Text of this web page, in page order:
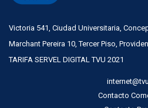
Victoria 541, Ciudad Universitaria,
Marchant Pereira 10, Tercer Piso,
TARIFA SERVEL DIGITAL TVU 2021
Contacto